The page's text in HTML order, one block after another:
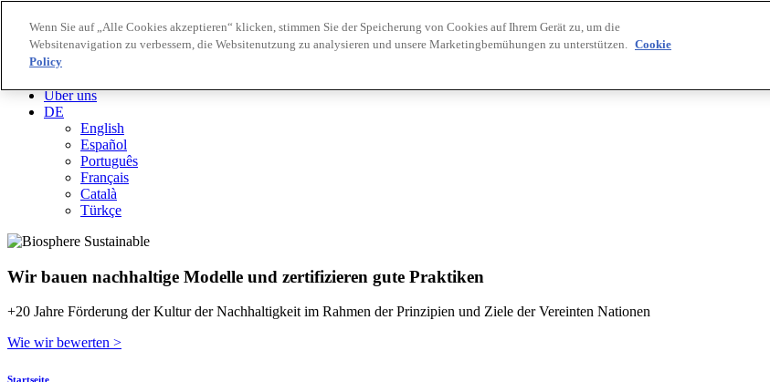
Biosphere Reiseziele
Biosphere Unternehmen
Über uns
DE
English
Español
Português
Français
Català
Türkçe
Wir bauen nachhaltige Modelle und zertifizieren gute Praktiken
+20 Jahre Förderung der Kultur der Nachhaltigkeit im Rahmen der Prinzipien und Ziele der Vereinten Nationen
Wie wir bewerten >
Startseite
Wenn Sie auf „Alle Cookies akzeptieren“ klicken, stimmen Sie der Speicherung von Cookies auf Ihrem Gerät zu, um die
Websitenavigation zu verbessern, die Websitenutzung zu analysieren und unsere Marketingbemühungen zu unterstützen. Cookie
Policy